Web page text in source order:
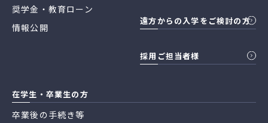
奨学金・教育ローン
情報公開
遠方からの入学をご検討の方
採用ご担当者様
在学生・卒業生の方
卒業後の手続き等